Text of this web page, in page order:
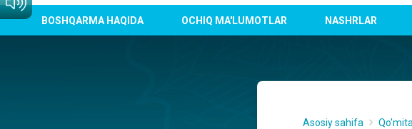
BOSHQARMA HAQIDA OCHIQ MA'LUMOTLAR NASHRLAR
Asosiy sahifa